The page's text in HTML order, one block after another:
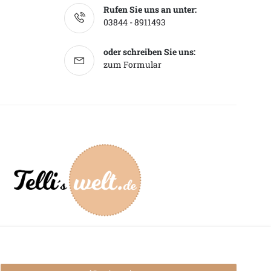
Rufen Sie uns an unter:
03844 - 8911493
oder schreiben Sie uns:
zum Formular
Impressum